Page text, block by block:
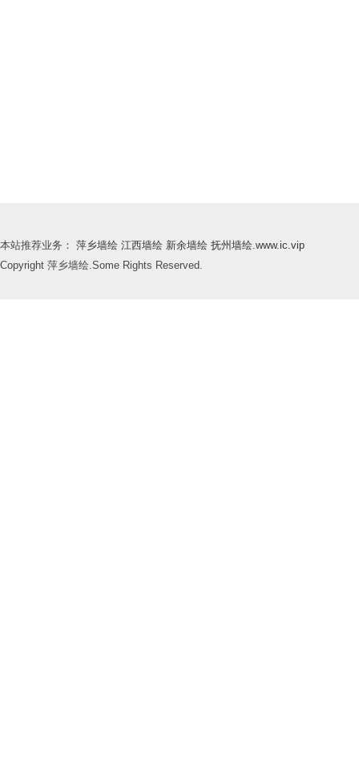
本站推荐业务： 萍乡墙绘 江西墙绘 新余墙绘 抚州墙绘.www.ic.vip
Copyright 萍乡墙绘.Some Rights Reserved.